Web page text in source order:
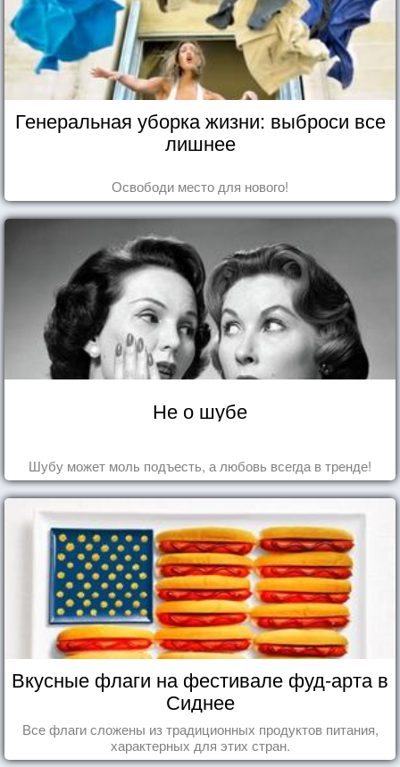
Генеральная уборка жизни: выброси все
лишнее
Освободи место для нового!
Не о шубе
Шубу может моль подъесть, а любовь всегда в тренде!
Вкусные флаги на фестивале фуд-арта в
Сиднее
Все флаги сложены из традиционных продуктов питания,
характерных для этих стран.